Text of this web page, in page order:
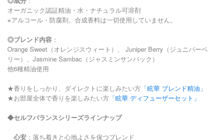
オーガニック認証精油・水・ナチュラル可溶剤
※アルコール・防腐剤、合成香料は一切使用していません。
◎ブレンド内容 ：
Orange Sweet（オレンジスウィート）、 Juniper Berry（ジュニパーベ
リー）、Jasmine Sambac（ジャスミンサンバック）
他6種精油使用
★香りをしっかり、ダイレクトに楽しみたい方 「眩華 ブレンド精油」
★お部屋全体で香りを楽しみたい方 「眩華 ディフューザーセット」
◆セルフバランスシリーズラインナップ
心安 ：落ち着きと心地よさを保つブレンド